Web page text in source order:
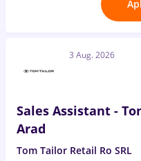
3 Aug. 2026
Sales Assistant -
Arad
Tom Tailor Retail Ro SRL